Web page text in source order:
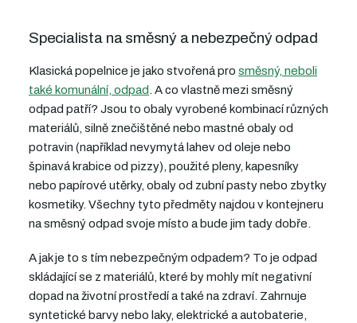
Specialista na směsný a nebezpečný odpad
Klasická popelnice je jako stvořená pro směsný, neboli
také komunální, odpad . A co vlastně mezi směsný
odpad patří? Jsou to obaly vyrobené kombinací různých
materiálů, silně znečištěné nebo mastné obaly od
potravin (například nevymytá lahev od oleje nebo
špinavá krabice od pizzy), použité pleny, kapesníky
nebo papírové utěrky, obaly od zubní pasty nebo zbytky
kosmetiky. Všechny tyto předměty najdou v kontejneru
na směsný odpad svoje místo a bude jim tady dobře.
A jak je to s tím nebezpečným odpadem? To je odpad
skládající se z materiálů, které by mohly mít negativní
dopad na životní prostředí a také na zdraví. Zahrnuje
syntetické barvy nebo laky, elektrické a autobaterie,